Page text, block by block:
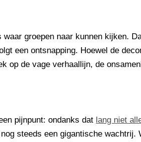
groepen naar kunnen kijken.
een ontsnapping. Hoewel de
op de vage verhaallijn, de
pijnpunt: ondanks dat lang niet
steeds een gigantische wachtrij.